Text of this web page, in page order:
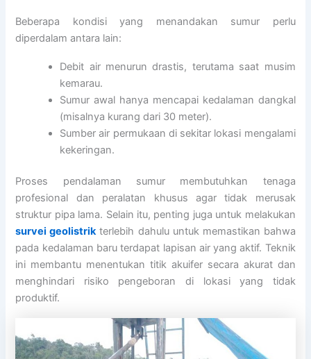
Beberapa kondisi yang menandakan sumur perlu
diperdalam antara lain:
Debit air menurun drastis, terutama saat musim
kemarau.
Sumur awal hanya mencapai kedalaman dangkal
(misalnya kurang dari 30 meter).
Sumber air permukaan di sekitar lokasi mengalami
kekeringan.
Proses pendalaman sumur membutuhkan tenaga
profesional dan peralatan khusus agar tidak merusak
struktur pipa lama. Selain itu, penting juga untuk melakukan
survei geolistrik terlebih dahulu untuk memastikan bahwa
pada kedalaman baru terdapat lapisan air yang aktif. Teknik
ini membantu menentukan titik akuifer secara akurat dan
menghindari risiko pengeboran di lokasi yang tidak
produktif.